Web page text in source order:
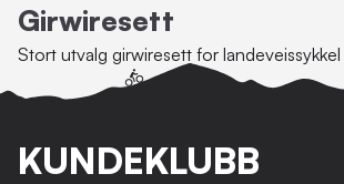
Girwiresett
Stort utvalg girwiresett for landeveissykkel
KUNDEKLUBB